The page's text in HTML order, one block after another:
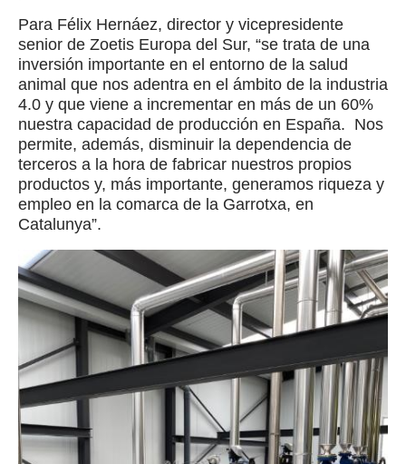
Para Félix Hernáez, director y vicepresidente
senior de Zoetis Europa del Sur, “se trata de una
inversión importante en el entorno de la salud
animal que nos adentra en el ámbito de la industria
4.0 y que viene a incrementar en más de un 60%
nuestra capacidad de producción en España. Nos
permite, además, disminuir la dependencia de
terceros a la hora de fabricar nuestros propios
productos y, más importante, generamos riqueza y
empleo en la comarca de la Garrotxa, en
Catalunya”.